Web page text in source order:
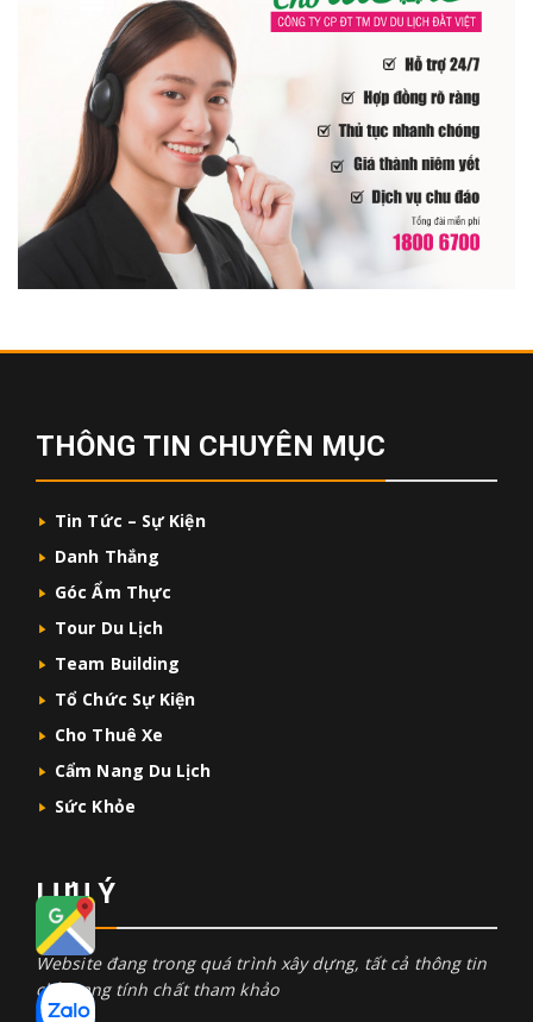
THÔNG TIN CHUYÊN MỤC
Tin Tức – Sự Kiện
Danh Thắng
Góc Ẩm Thực
Tour Du Lịch
Team Building
Tổ Chức Sự Kiện
Cho Thuê Xe
Cẩm Nang Du Lịch
Sức Khỏe
LƯU Ý
Website đang trong quá trình xây dựng, tất cả thông tin
chỉ mang tính chất tham khảo